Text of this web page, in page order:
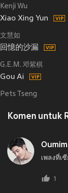
Kenji Wu
Xiao Xing Yun
文慧如
回憶的沙漏
G.E.M. 邓紫棋
Gou Ai
Pets Tseng
Komen untuk
เพลงที่เ
1